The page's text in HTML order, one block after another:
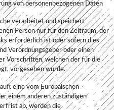
von personenbezogenen Daten
verarbeitet und speichert
Person nur für den Zeitraum, der
erforderlich ist oder sofern dies
Verordnungsgeber oder einen
Vorschriften, welchen der für die
vorgesehen wurde.
eine vom Europäischen
einem anderen zuständigen
ab, werden die